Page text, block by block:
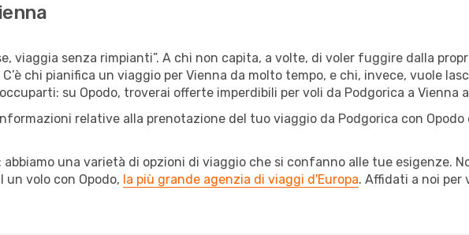
viaggia senza rimpianti”. A chi non capita, a volte, di voler fuggire dalla
chi pianifica un viaggio per Vienna da molto tempo, e chi, invece, vuole
su Opodo, troverai offerte imperdibili per voli da Podgorica a Vienna
relative alla prenotazione del tuo viaggio da Podgorica con Opodo
una varietà di opzioni di viaggio che si confanno alle tue esigenze.
volo con Opodo, la più grande agenzia di viaggi d'Europa. Affidati a noi per